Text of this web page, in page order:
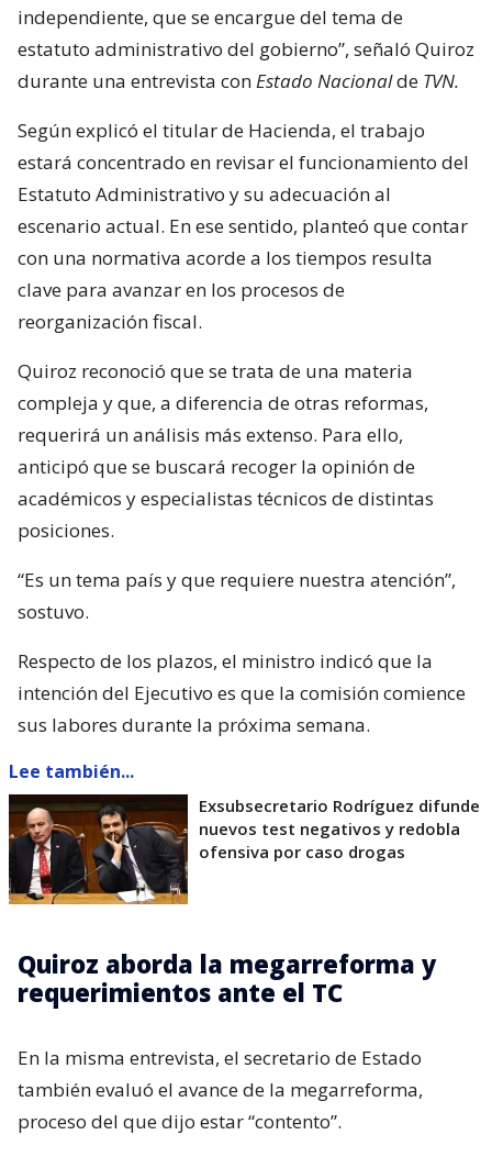
independiente, que se encargue del tema de
estatuto administrativo del gobierno”, señaló Quiroz
durante una entrevista conEstado Nacionalde TVN.
Según explicó el titular de Hacienda, el trabajo
estará concentrado en revisar el funcionamiento del
Estatuto Administrativo y su adecuación al
escenario actual. En ese sentido, planteó que contar
con una normativa acorde a los tiempos resulta
clave para avanzar en los procesos de
reorganización fiscal.
Quiroz reconoció que se trata de una materia
compleja y que, a diferencia de otras reformas,
requerirá un análisis más extenso. Para ello,
anticipó que se buscará recoger la opinión de
académicos y especialistas técnicos de distintas
posiciones.
“Es un tema país y que requiere nuestra atención”,
sostuvo.
Respecto de los plazos, el ministro indicó que la
intención del Ejecutivo es que la comisión comience
sus labores durante la próxima semana.
Lee también...
Exsubsecretario Rodríguez difunde
nuevos test negativos y redobla
ofensiva por caso drogas
Quiroz aborda la megarreforma y
requerimientos ante el TC
En la misma entrevista, el secretario de Estado
también evaluó el avance de la megarreforma,
proceso del que dijo estar “contento”.